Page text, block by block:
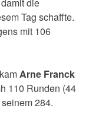
Tag schaffte.
mit 106
Arne Franck
110 Runden (44
284.